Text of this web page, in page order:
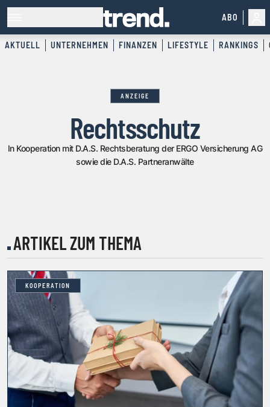
ABO
AKTUELL UNTERNEHMEN FINANZEN LIFESTYLE RANKINGS
ANZEIGE
Rechtsschutz
In Kooperation mit D.A.S. Rechtsberatung der ERGO Versicherung AG
sowie die D.A.S. Partneranwälte
ARTIKEL ZUM THEMA
KOOPERATION